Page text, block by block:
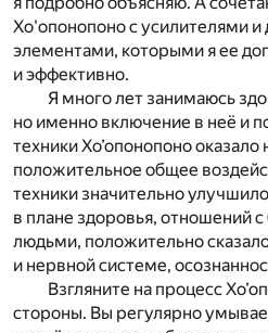
Хо'опонопоно с усилителями
элементами, которыми я ее
и эффективно.
Я много лет занимаюсь
но именно включение в неё и
техники Хо’опонопоно
положительное общее
техники значительно
в плане здоровья, отношений
людьми, положительно
и нервной системе,
Взгляните на процесс
стороны. Вы регулярно